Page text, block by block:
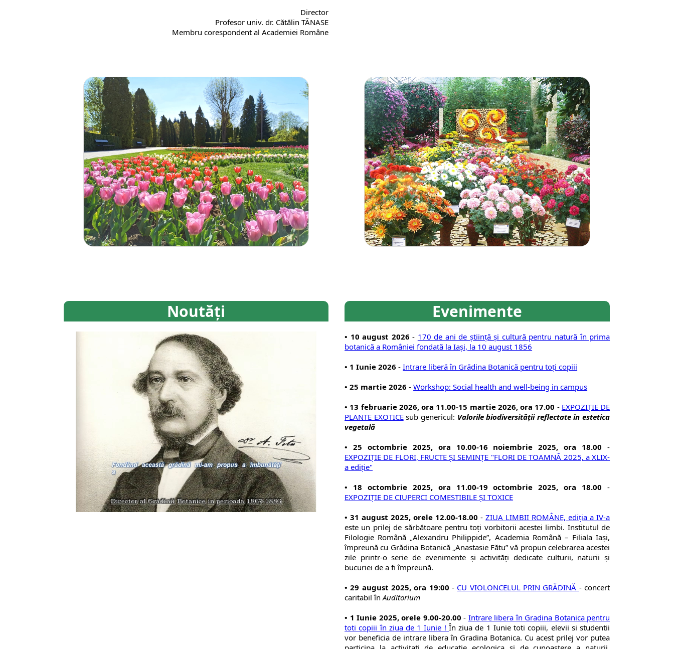
Director
Profesor univ. dr. Cătălin TĂNASE
Membru corespondent al Academiei Române
Noutăţi Evenimente
• 10 august 2026 - 170 de ani de știință şi cultură pentru natură în prima
botanică a României fondată la Iaşi, la 10 august 1856
• 1 Iunie 2026 -Intrare liberă în Grădina Botanică pentru toți copiii
• 25 martie 2026 -Workshop: Social health and well-being in campus
• 13 februarie 2026, ora 11.00-15 martie 2026, ora 17.00 - EXPOZIŢIE DE
PLANTE EXOTICEsub genericul: Valorile biodiversităţii reflectate în estetica
vegetală
• 25 octombrie 2025, ora 10.00-16 noiembrie 2025, ora 18.00 -
EXPOZIŢIE DE FLORI, FRUCTE ŞI SEMINȚE "FLORI DE TOAMNĂ 2025, a XLIX-
a ediţie"
• 18 octombrie 2025, ora 11.00-19 octombrie 2025, ora 18.00 -
EXPOZIŢIE DE CIUPERCI COMESTIBILE ŞI TOXICE
• 31 august 2025, orele 12.00-18.00 -ZIUA LIMBII ROMÂNE, ediţia a IV-a
este un prilej de sărbătoare pentru toți vorbitorii acestei limbi. Institutul de
Filologie Română „Alexandru Philippide”, Academia Română – Filiala Iași,
împreună cu Grădina Botanică „Anastasie Fătu” vă propun celebrarea acestei
zile printr-o serie de evenimente și activități dedicate culturii, naturii și
bucuriei de a fi împreună.
• 29 august 2025, ora 19:00 - CU VIOLONCELUL PRIN GRĂDINĂ - concert
caritabil înAuditorium
• 1 Iunie 2025, orele 9.00-20.00 - Intrare libera în Gradina Botanica pentru
toti copiii în ziua de 1 Iunie ! În ziua de 1 Iunie toti copiii, elevii si studentii
vor beneficia de intrare libera în Gradina Botanica. Cu acest prilej vor putea